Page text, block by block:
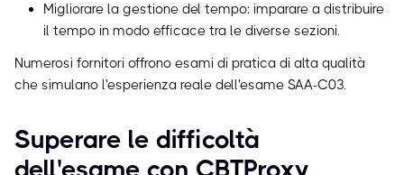
Migliorare la gestione del tempo: imparare a distribuire
il tempo in modo efficace tra le diverse sezioni.
Numerosi fornitori offrono esami di pratica di alta qualità
che simulano l'esperienza reale dell'esame SAA-C03.
Superare le difficoltà